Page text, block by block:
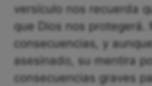
versículo nos recuerda
que Dios nos
consecuencias, y
asesinado, su mentira
consecuencias graves